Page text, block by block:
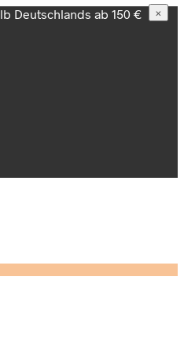
Deutschlands ab 150 €
×